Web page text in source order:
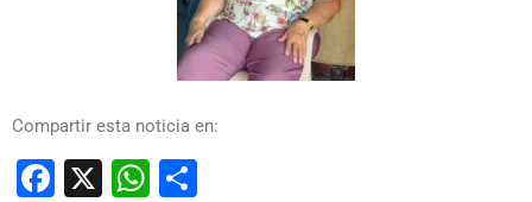
Compartir esta noticia en:
Facebook
X WhatsApp